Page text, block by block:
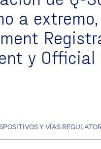
a
y Official
Y VÍAS